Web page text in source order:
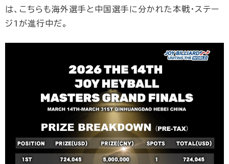
は、こちらも海外選手と中国選手に分かれた本戦・ステー
ジ1が進行中だ。